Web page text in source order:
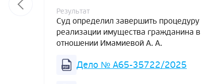
Результат
Суд определил завершить процедуру
реализации имущества гражданина в
отношении Имамиевой А. А.
Дело № А65-35722/2025